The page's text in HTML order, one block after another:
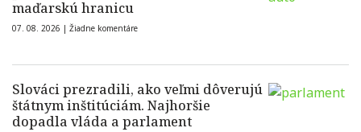
maďarskú hranicu
07. 08. 2026 | Žiadne komentáre
Slováci prezradili, ako veľmi dôverujú
štátnym inštitúciám. Najhoršie
dopadla vláda a parlament